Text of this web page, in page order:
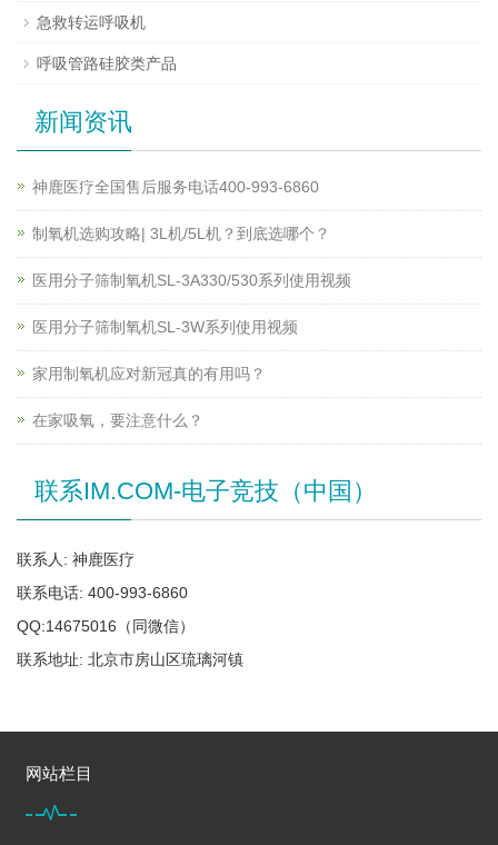
急救转运呼吸机
呼吸管路硅胶类产品
新闻资讯
神鹿医疗全国售后服务电话400-993-6860
制氧机选购攻略| 3L机/5L机？到底选哪个？
医用分子筛制氧机SL-3A330/530系列使用视频
医用分子筛制氧机SL-3W系列使用视频
家用制氧机应对新冠真的有用吗？
在家吸氧，要注意什么？
联系IM.COM-电子竞技（中国）
联系人: 神鹿医疗
联系电话: 400-993-6860
QQ:14675016（同微信）
联系地址: 北京市房山区琉璃河镇
网站栏目